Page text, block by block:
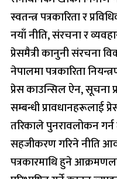
स्वतन्त्र पत्रकारिता र
नयाँ नीति, संरचना र
प्रेसमैत्री कानुनी संरचना
नेपालमा पत्रकारिता
प्रेस काउन्सिल ऐन, सूचना
सम्बन्धी प्रावधानहरूलाई
तरिकाले पुनरावलोकन गर्न
सहजीकरण गरिने नीति
पत्रकारमाथि हुने